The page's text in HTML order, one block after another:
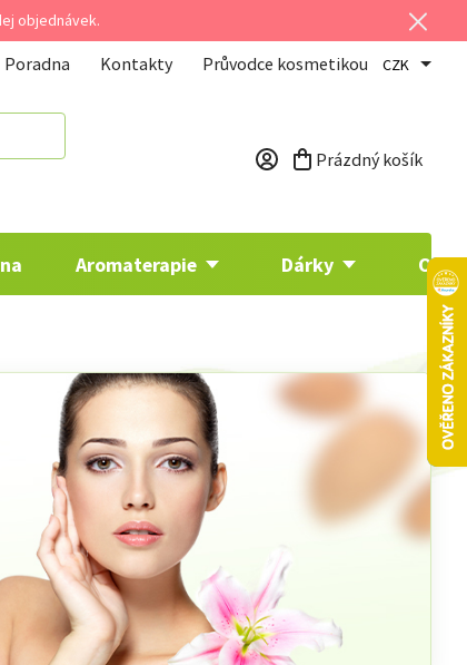
objednávek.
Poradna Kontakty Průvodce kosmetikou CZK
Nákupní košík
Prázdný košík
Aromaterapie Dárky